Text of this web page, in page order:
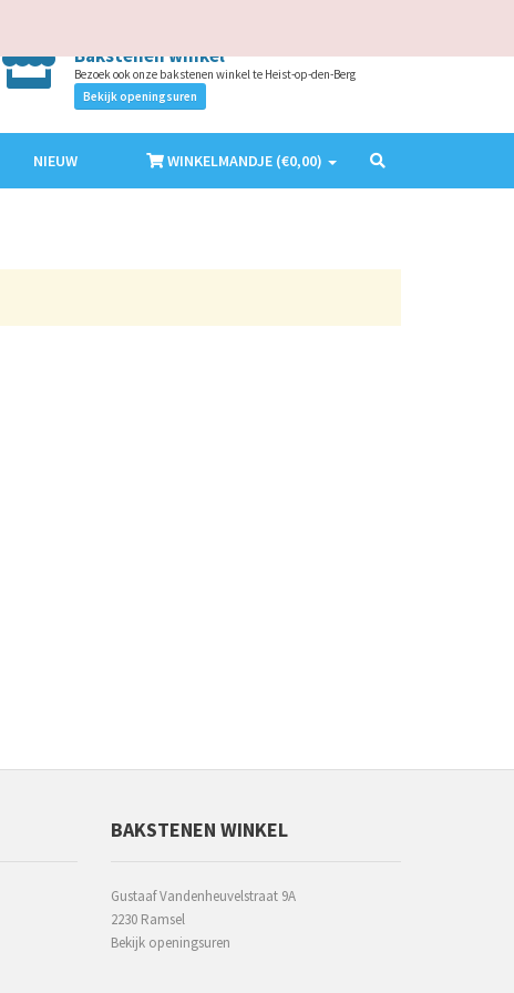
Bakstenen winkel
Bezoek ook onze bakstenen winkel te Heist-op-den-Berg
Bekijk openingsuren
NIEUW WINKELMANDJE (€0,00)
BAKSTENEN WINKEL
Gustaaf Vandenheuvelstraat 9A
2230 Ramsel
Bekijk openingsuren